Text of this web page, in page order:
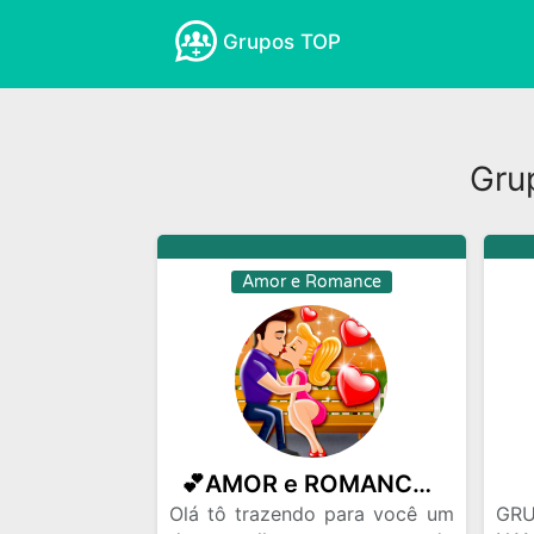
Grupos TOP
Esportes
Noticias
Novelas Profissoes
Amor e Romance
💕AMOR e ROMANCE VIRTUAL💞
Olá tô trazendo para você um